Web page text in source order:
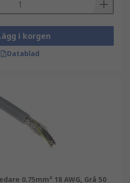
i korgen
Datablad
0.75mm² 18 AWG, Grå 50